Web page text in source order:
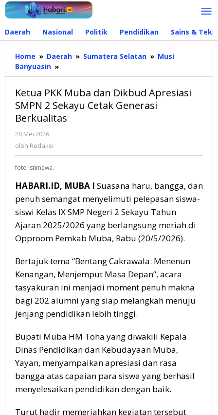
Lewati
ke
Daerah Nasional Politik Pendidikan Sains &
Home » Daerah » Sumatera Selatan » Musi
Banyuasin »
PKK
dan
Dikbud
Apresiasi
Cetak
Ketua PKK Muba dan Dikbud Apresiasi
SMPN 2 Sekayu Cetak Generasi
Berkualitas
20 Mei 2026
oleh Redaksi
foto istimewa.
HABARI.ID, MUBA I Suasana haru, bangga, dan
penuh semangat menyelimuti pelepasan siswa-
siswi Kelas IX SMP Negeri 2 Sekayu Tahun
Ajaran 2025/2026 yang berlangsung meriah di
Opproom Pemkab Muba, Rabu (20/5/2026).
Bertajuk tema “Bentang Cakrawala: Menenun
Kenangan, Menjemput Masa Depan”, acara
tasyakuran ini menjadi moment penuh makna
bagi 202 alumni yang siap melangkah menuju
jenjang pendidikan lebih tinggi.
Bupati Muba HM Toha yang diwakili Kepala
Dinas Pendidikan dan Kebudayaan Muba,
Yayan, menyampaikan apresiasi dan rasa
bangga atas capaian para siswa yang berhasil
menyelesaikan pendidikan dengan baik.
Turut hadir memeriahkan kegiatan tersebut